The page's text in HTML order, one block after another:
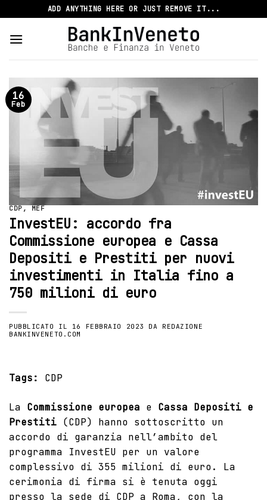
to
content
ADD ANYTHING HERE OR JUST REMOVE IT...
16
Feb
CDP , MEF
InvestEU: accordo fra
Commissione europea e Cassa
Depositi e Prestiti per nuovi
investimenti in Italia fino a
750 milioni di euro
PUBBLICATO IL 16 FEBBRAIO 2023 DA REDAZIONE
BANKINVENETO.COM
Tags: CDP
La Commissione europea e Cassa Depositi e
Prestiti (CDP) hanno sottoscritto un
accordo di garanzia nell’ambito del
programma InvestEU per un valore
complessivo di 355 milioni di euro. La
cerimonia di firma si è tenuta oggi
presso la sede di CDP a Roma, con la